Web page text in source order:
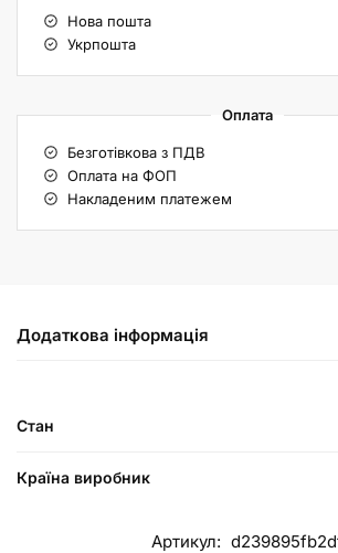
Нова пошта
Укрпошта
Оплата
Безготівкова з ПДВ
Оплата на ФОП
Накладеним платежем
Додаткова інформація
Стан
Країна виробник
Артикул: